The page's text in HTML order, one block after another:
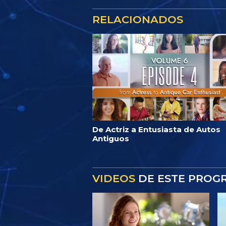
RELACIONADOS
De Actriz a Entusiasta de Autos
Antiguos
VIDEOS DE ESTE